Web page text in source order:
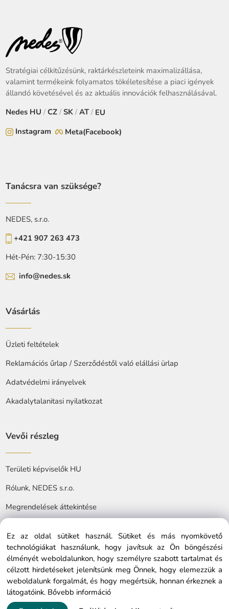
Stratégiai célkitűzésünk, raktárkészleteink maximalizállása,
valamint termékeink folyamatos tökéletesítése a piaci igények
állandó követésével és az aktuális innovációk felhasználásával.
Nedes HU /CZ /SK / AT/ EU
Instagram
Meta(Facebook)
Tanácsra van szüksége?
NEDES, s.r.o.
+421 907 263 473
Hét-Pén: 7:30-15:30
info@nedes.sk
Vásárlás
Üzleti feltételek
Reklamációs űrlap / Szerződéstől való elállási ürlap
Adatvédelmi irányelvek
Akadalytalanitasi nyilatkozat
Vevői részleg
Területi képviselők HU
Rólunk, NEDES s.r.o.
Megrendelések áttekintése
© Copyright © 2025 nedes.hu, All rights reserved
Ez az oldal sütiket használ. Sütiket és más nyomkövető
technológiákat használunk, hogy javítsuk az Ön böngészési
élményét weboldalunkon, hogy személyre szabott tartalmat és
célzott hirdetéseket jelenítsünk meg Önnek, hogy elemezzük a
weboldalunk forgalmát, és hogy megértsük, honnan érkeznek a
látogatóink. Bővebb információ